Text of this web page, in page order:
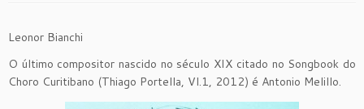
Leonor Bianchi
O último compositor nascido no século XIX citado no Songbook do
Choro Curitibano (Thiago Portella, Vl.1, 2012) é Antonio Melillo.